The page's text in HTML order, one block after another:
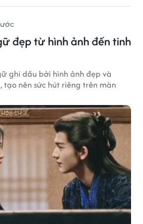
đẹp từ hình ảnh đến tinh
ghi dấu bởi hình ảnh đẹp và
tạo nên sức hút riêng trên màn